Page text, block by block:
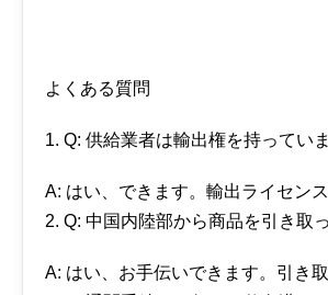
よくある質問
1. Q: 供給業者は輸出権を持ってい
A: はい、できます。輸出ライセン
2. Q: 中国内陸部から商品を引き取
A: はい、お手伝いできます。引き